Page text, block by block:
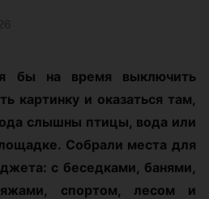
бы на время выключить
картинку и оказаться там,
слышны птицы, вода или
Собрали места для
с беседками, банями,
спортом, лесом и